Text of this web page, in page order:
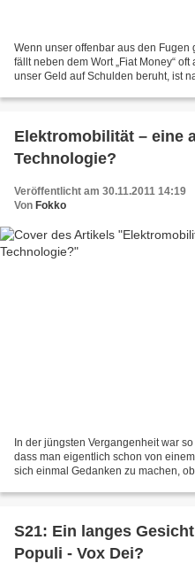
Wenn unser offenbar aus den
fällt neben dem Wort „Fiat Money“
unser Geld auf Schulden beruht, ist
Elektromobilität – eine
Technologie?
Veröffentlicht am 30.11.2011 14:19
Von Fokko
In der jüngsten Vergangenheit war
dass man eigentlich schon von
sich einmal Gedanken zu machen,
S21: Ein langes
Populi - Vox Dei?